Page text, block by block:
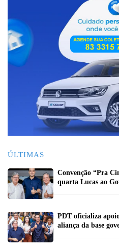
ÚLTIMAS
Convenção “Pra
quarta Lucas ao
PDT oficializa
aliança da base